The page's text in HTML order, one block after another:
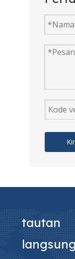
Motor Mesin Cuci Kawat Enamel Otomatis Di Kanada
tautan
langsung